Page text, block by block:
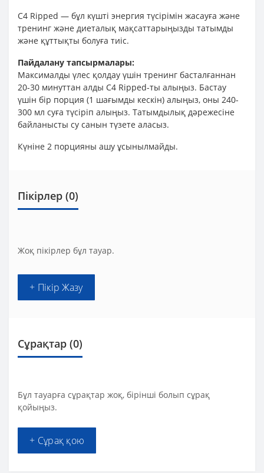
C4 Ripped — бұл күшті энергия түсірімін жасауға және
тренинг және диеталық мақсаттарыңызды татымды
және құттықты болуға тиіс.
Пайдалану тапсырмалары:
Максималды үлес қолдау үшін тренинг басталғаннан
20-30 минуттан алды C4 Ripped-ты алыңыз. Бастау
үшін бір порция (1 шағымды кескін) алыңыз, оны 240-
300 мл суға түсіріп алыңыз. Татымдылық дәрежесіне
байланысты су санын түзете аласыз.
Күніне 2 порцияны ашу ұсынылмайды.
Пікірлер (0)
Жоқ пікірлер бұл тауар.
+ Пікір Жазу
Сұрақтар (0)
Бұл тауарға сұрақтар жоқ, бірінші болып сұрақ
қойыңыз.
+ Сұрақ қою